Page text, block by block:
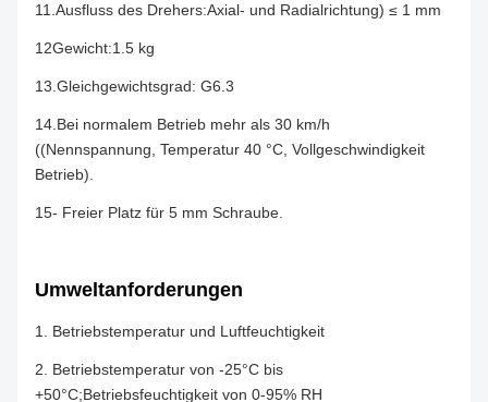
11.Ausfluss des Drehers:Axial- und Radialrichtung) ≤ 1 mm
12Gewicht:1.5 kg
13.Gleichgewichtsgrad: G6.3
14.Bei normalem Betrieb mehr als 30 km/h
((Nennspannung, Temperatur 40 °C, Vollgeschwindigkeit
Betrieb).
15- Freier Platz für 5 mm Schraube.
Umweltanforderungen
1. Betriebstemperatur und Luftfeuchtigkeit
2. Betriebstemperatur von -25°C bis
+50°C;Betriebsfeuchtigkeit von 0-95% RH